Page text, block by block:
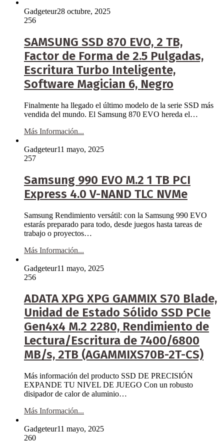
Gadgeteur28 octubre, 2025
256
SAMSUNG SSD 870 EVO, 2 TB,
Factor de Forma de 2.5 Pulgadas,
Escritura Turbo Inteligente,
Software Magician 6, Negro
Finalmente ha llegado el último modelo de la serie SSD más
vendida del mundo. El Samsung 870 EVO hereda el…
Más Información...
Gadgeteur11 mayo, 2025
257
Samsung 990 EVO M.2 1 TB PCI
Express 4.0 V-NAND TLC NVMe
Samsung Rendimiento versátil: con la Samsung 990 EVO
estarás preparado para todo, desde juegos hasta tareas de
trabajo o proyectos…
Más Información...
Gadgeteur11 mayo, 2025
256
ADATA XPG XPG GAMMIX S70 Blade,
Unidad de Estado Sólido SSD PCIe
Gen4x4 M.2 2280, Rendimiento de
Lectura/Escritura de 7400/6800
MB/s, 2TB (AGAMMIXS70B-2T-CS)
Más información del producto SSD DE PRECISIÓN
EXPANDE TU NIVEL DE JUEGO Con un robusto
disipador de calor de aluminio…
Más Información...
Gadgeteur11 mayo, 2025
260